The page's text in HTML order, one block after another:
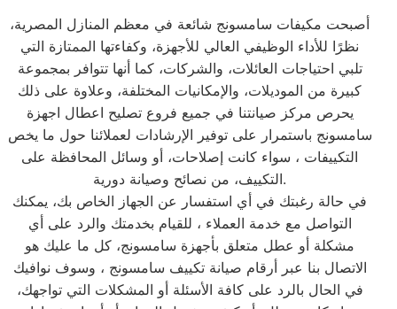
أصبحت مكيفات سامسونج شائعة في معظم المنازل المصرية،
نظرًا للأداء الوظيفي العالي للأجهزة، وكفاءتها الممتازة التي
تلبي احتياجات العائلات، والشركات، كما أنها تتوافر بمجموعة
كبيرة من الموديلات، والإمكانيات المختلفة، وعلاوة على ذلك
يحرص مركز صيانتنا في جميع فروع تصليح اعطال اجهزة
سامسونج باستمرار على توفير الإرشادات لعملائنا حول ما يخص
التكييفات ، سواء كانت إصلاحات، أو وسائل المحافظة على
التكييف، من نصائح وصيانة دورية.
في حالة رغبتك في أي استفسار عن الجهاز الخاص بك، يمكنك
التواصل مع خدمة العملاء ، للقيام بخدمتك والرد على أي
مشكلة أو عطل متعلق بأجهزة سامسونج، كل ما عليك هو
الاتصال بنا عبر أرقام صيانة تكييف سامسونج ، وسوف نوافيك
في الحال بالرد على كافة الأسئلة أو المشكلات التي تواجهك،